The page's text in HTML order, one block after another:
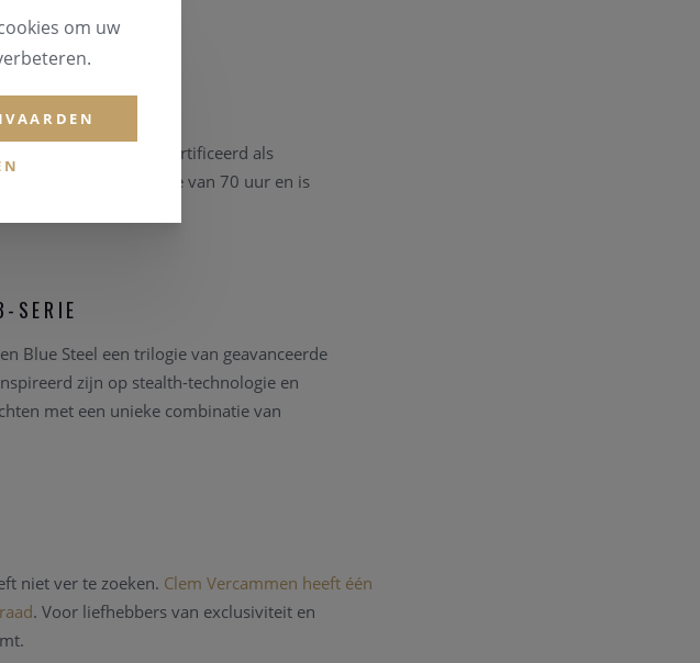
door Kenissi en gecertificeerd als
stevige gangreserve van 70 uur en is
SERIE
Blue Steel een trilogie van geavanceerde
zijn op stealth-technologie en
met een unieke combinatie van
niet ver te zoeken. Clem Vercammen heeft één
. Voor liefhebbers van exclusiviteit en
om uw